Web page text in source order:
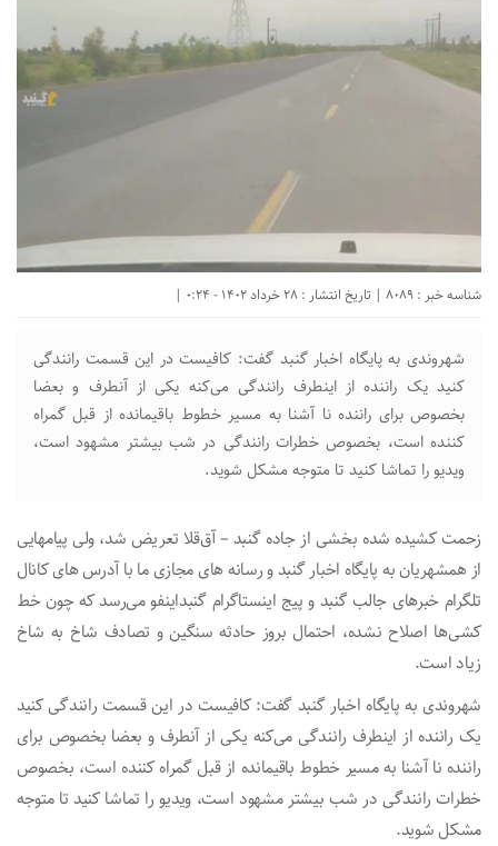
شناسه خبر : 8089 | تاریخ انتشار : 28 خرداد 1402 - 0:24 |
شهروندی به پایگاه اخبار گنبد گفت: کافیست در‌ این‌ قسمت رانندگی
کنید یک راننده از اینطرف رانندگی می‌کنه یکی از آنطرف و بعضا
بخصوص برای راننده نا آشنا به مسیر خطوط باقیمانده از قبل گمراه
کننده است، بخصوص خطرات رانندگی در شب بیشتر مشهود است،
ویدیو را تماشا کنید تا متوجه مشکل شوید.
زحمت کشیده شده بخشی از جاده گنبد – آق‌قلا تعریض شد، ولی پیامهایی
از همشهریان به پایگاه اخبار گنبد و رسانه های مجازی ما با آدرس های کانال
تلگرام خبرهای جالب گنبد و پیج اینستاگرام گنبداینفو می‌رسد که چون خط
کشی‌ها اصلاح نشده، احتمال بروز حادثه سنگین و تصادف شاخ به شاخ
زیاد است.
شهروندی به پایگاه اخبار گنبد گفت: کافیست در‌ این‌ قسمت رانندگی کنید
یک راننده از اینطرف رانندگی می‌کنه یکی از آنطرف و بعضا بخصوص برای
راننده نا آشنا به مسیر خطوط باقیمانده از قبل گمراه کننده است، بخصوص
خطرات رانندگی در شب بیشتر مشهود است، ویدیو را تماشا کنید تا متوجه
مشکل شوید.